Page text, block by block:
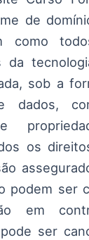
de
como
da
sob a
dados,
os
podem ser
em
ser